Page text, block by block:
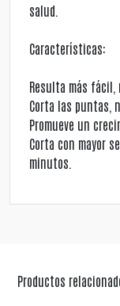
salud.
Características:
Resulta más fácil,
Corta las puntas,
Promueve un
Corta con mayor
minutos.
Productos